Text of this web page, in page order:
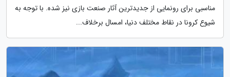
مناسبی برای رونمایی از جدیدترین آثار صنعت بازی نیز شده. با توجه به
شیوع کرونا در نقاط مختلف دنیا، امسال برخلاف...